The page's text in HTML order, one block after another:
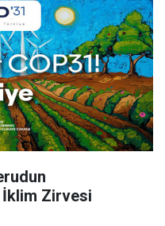
İklim Zirvesi